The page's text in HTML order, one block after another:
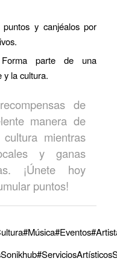
puntos y canjéalos por
parte de una
y la cultura.
de
manera de
mientras
y ganas
¡Únete hoy
puntos!